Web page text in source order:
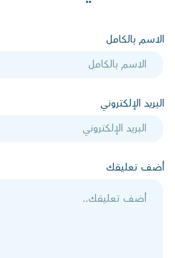
الاسم بالكامل
البريد الإلكتروني
أضف تعليقك